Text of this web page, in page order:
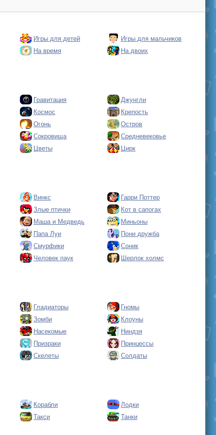
Игры для детей
Игры для мальчиков
На время
На двоих
Гравитация
Джунгли
Космос
Крепость
Огонь
Остров
Сокровища
Средневековье
Цветы
Цирк
Винкс
Гарри Поттер
Злые птички
Кот в сапогах
Маша и Медведь
Миньоны
Папа Луи
Пони дружба
Смурфики
Соник
Человек паук
Шерлок холмс
Гладиаторы
Гномы
Зомби
Клоуны
Насекомые
Ниндзя
Призраки
Принцессы
Скелеты
Солдаты
Корабли
Лодки
Такси
Танки